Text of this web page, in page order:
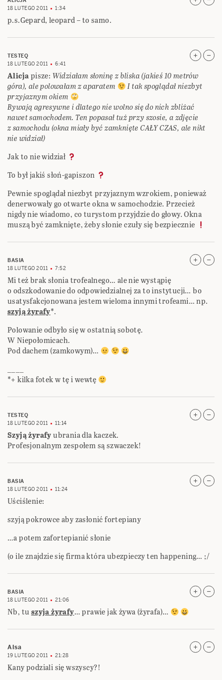
18 LUTEGO 2011
1:34
p.s.Gepard, leopard – to samo.
TESTEQ
18 LUTEGO 2011
6:41
Alicjapisze: Widziałam słoninę z bliska (jakieś 10 metrów
góra), ale polowałam z aparatem
I tak spoglądał niezbyt
przyjaznym okiem
Bywają agresywne i dlatego nie wolno się do nich zbliżać
nawet samochodem. Ten popasał tuż przy szosie, a zdjęcie
z samochodu (okna miały być zamknięte CAŁY CZAS, ale nikt
nie widział)
Jak to nie widział
To był jakiś słoń-gapiszon
Pewnie spoglądał niezbyt przyjaznym wzrokiem, ponieważ
denerwowały go otwarte okna w samochodzie. Przecież
nigdy nie wiadomo, co turystom przyjdzie do głowy. Okna
muszą być zamknięte, żeby słonie czuły się bezpiecznie
BASIA
18 LUTEGO 2011
7:52
Mi też brak słonia trofealnego… ale nie wystąpię
o odszkodowanie do odpowiedzialnej za to instytucji… bo
usatysfakcjonowana jestem wieloma innymi trofeami… np.
szyją żyrafy*.
Polowanie odbyło się w ostatnią sobotę.
W Niepołomicach.
Pod dachem (zamkowym)…
*+ kilka fotek w tę i wewtę
TESTEQ
18 LUTEGO 2011
11:14
Szyją żyrafyubrania dla kaczek.
Profesjonalnym zespołem są szwaczek!
BASIA
18 LUTEGO 2011
11:24
Uściślenie:
szyją pokrowce aby zasłonić fortepiany
…a potem zafortepianić słonie
(o ile znajdzie się firma która ubezpieczy ten happening… ;/
BASIA
18 LUTEGO 2011
21:06
Nb, tuszyja żyrafy… prawie jak żywa (żyrafa)…
Alsa
19 LUTEGO 2011 21:28
Kany podziali się wszyscy?!